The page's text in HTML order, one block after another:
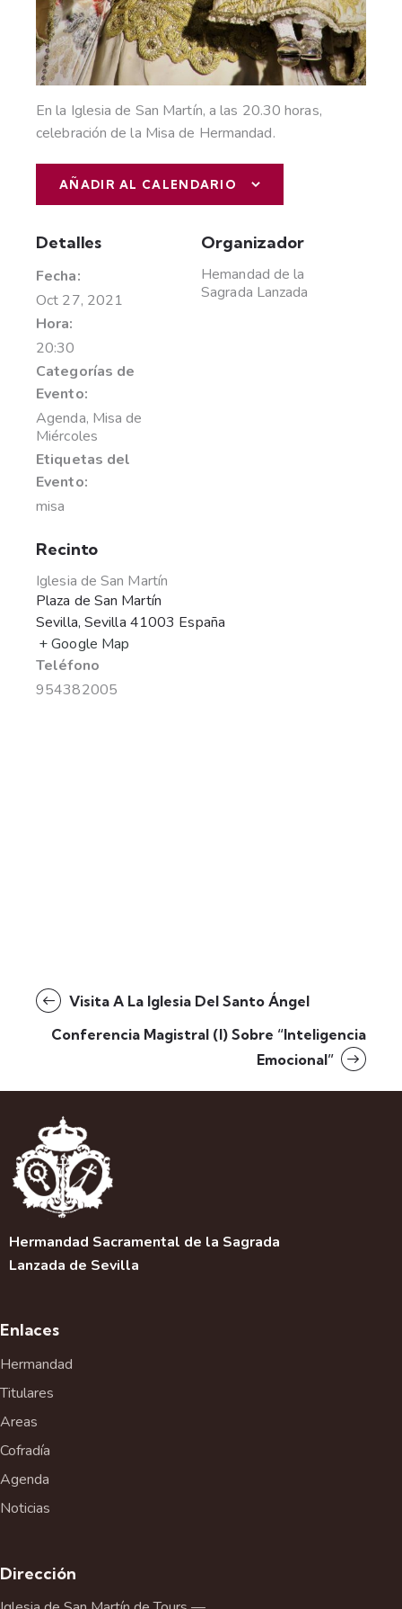
En la Iglesia de San Martín, a las 20.30 horas,
celebración de la Misa de Hermandad.
AÑADIR AL CALENDARIO
Detalles
Fecha:
Oct 27, 2021
Hora:
20:30
Categorías de
Evento:
Agenda, Misa de
Miércoles
Etiquetas del
Evento:
misa
Organizador
Hemandad de la
Sagrada Lanzada
Recinto
Iglesia de San Martín
Plaza de San Martín
Sevilla, Sevilla 41003 España
+ Google Map
Teléfono
954382005
Visita A La Iglesia Del Santo Ángel
Conferencia Magistral (I) Sobre “Inteligencia
Emocional”
Hermandad Sacramental de la Sagrada
Lanzada de Sevilla
Enlaces
Hermandad
Titulares
Areas
Cofradía
Agenda
Noticias
Dirección